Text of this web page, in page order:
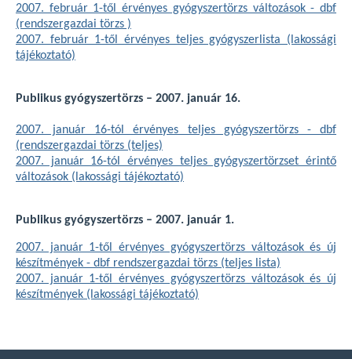
2007. február 1-től érvényes gyógyszertörzs változások - dbf
(rendszergazdai törzs )
2007. február 1-től érvényes teljes gyógyszerlista (lakossági
tájékoztató)
Publikus gyógyszertörzs – 2007. január 16.
2007. január 16-tól érvényes teljes gyógyszertörzs - dbf
(rendszergazdai törzs (teljes)
2007. január 16-tól érvényes teljes gyógyszertörzset érintő
változások (lakossági tájékoztató)
Publikus gyógyszertörzs – 2007. január 1.
2007. január 1-től érvényes gyógyszertörzs változások és új
készítmények - dbf rendszergazdai törzs (teljes lista)
2007. január 1-től érvényes gyógyszertörzs változások és új
készítmények (lakossági tájékoztató)